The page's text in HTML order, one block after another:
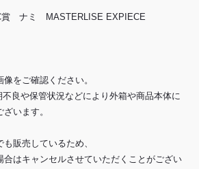
賞 ナミ MASTERLISE EXPIECE
をご確認ください。
良や保管状況などにより外箱や商品本体に
います。
販売しているため、
合はキャンセルさせていただくことがござい